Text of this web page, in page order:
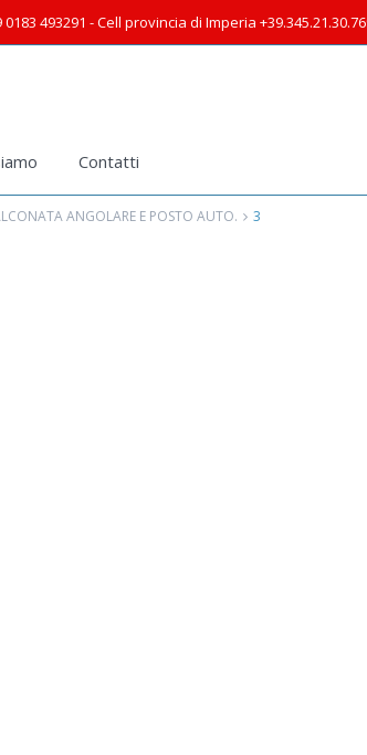
493291 - Cell provincia di Imperia
Contatti
ANGOLARE E POSTO AUTO. 3